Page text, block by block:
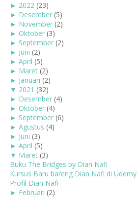
► 2022 (23)
► Desember (5)
► November (2)
► Oktober (3)
► September (2)
► Juni (2)
► April (5)
► Maret (2)
► Januari (2)
▼ 2021 (32)
► Desember (4)
► Oktober (4)
► September (6)
► Agustus (4)
► Juni (3)
► April (5)
▼ Maret (3)
Buku The Bridges by Dian Nafi
Kursus Baru bareng Dian Nafi di Udemy
Profil Dian Nafi
► Februari (2)